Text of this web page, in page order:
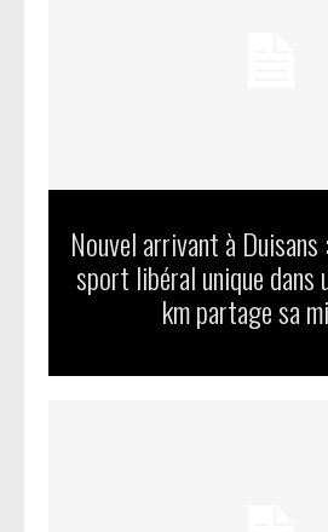
Nouvel arrivant à Duisans
sport libéral unique dans
km partage sa